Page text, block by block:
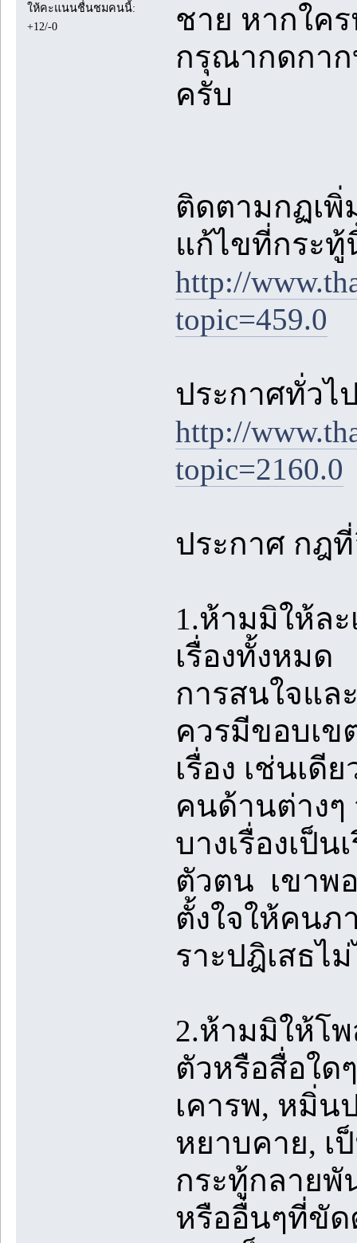
ให้คะแนนชื่นชมคนนี้:
+12/-0
ชาย หากใค
กรุณากดกา
ครับ
ติดตามกฏเพิ่
แก้ไขที่กระ
http://
topic=459.0
ประกาศทั่ว
http://
topic=2160.0
ประกาศ กฎ
1.ห้ามมิให้ล
เรื่องทั้งหมด
การสนใจแล
ควรมีขอบเข
เรื่อง เช่นเ
คนด้านต่างๆ
บางเรื่องเป็น
ตัวตน เขาพ
ตั้งใจให้คนภ
ราะปฎิเสธไ
2.ห้ามมิให้โ
ตัวหรือสื่อใด
เคารพ, หมิ่น
หยาบคาย, เ
กระทู้กลายพั
หรืออื่นๆที่ขัด